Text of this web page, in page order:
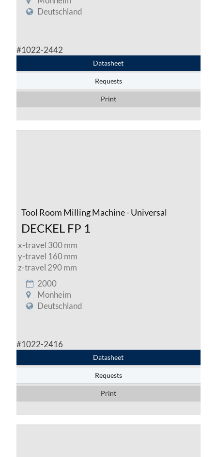
Deutschland
#1022-2442
Datasheet
Requests
Print
Tool Room Milling Machine - Universal
DECKEL FP 1
x-travel 300 mm
y-travel 160 mm
z-travel 290 mm
2000
Monheim
Deutschland
#1022-2416
Datasheet
Requests
Print